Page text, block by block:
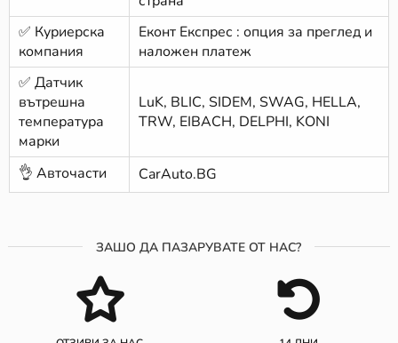
✅ Куриерска
компания
Еконт Експрес : опция за преглед и
наложен платеж
✅ Датчик
вътрешна
температура
марки
LuK, BLIC, SIDEM, SWAG, HELLA,
TRW, EIBACH, DELPHI, KONI
👌 Авточасти CarAuto.BG
ЗАШО ДА ПАЗАРУВАТЕ ОТ НАС?